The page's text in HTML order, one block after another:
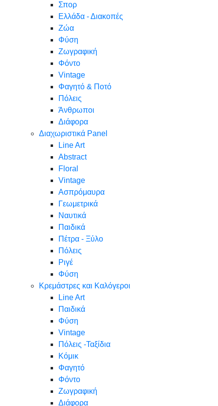
Σπορ
Ελλάδα - Διακοπές
Ζώα
Φύση
Ζωγραφική
Φόντο
Vintage
Φαγητό & Ποτό
Πόλεις
Άνθρωποι
Διάφορα
Διαχωριστικά Panel
Line Art
Abstract
Floral
Vintage
Ασπρόμαυρα
Γεωμετρικά
Ναυτικά
Παιδικά
Πέτρα - Ξύλο
Πόλεις
Ριγέ
Φύση
Κρεμάστρες και Καλόγεροι
Line Art
Παιδικά
Φύση
Vintage
Πόλεις -Ταξίδια
Κόμικ
Φαγητό
Φόντο
Ζωγραφική
Διάφορα